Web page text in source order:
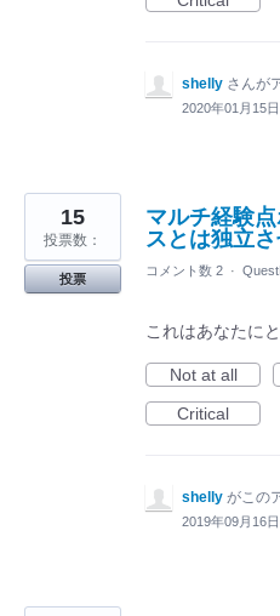
shelly さんが
2020年01月15
マルチ経験
スとは独立
15
投票数：
投票
コメント数 2 ·
これはあなたに
Not at all
Critical
shelly がこの
2019年09月16